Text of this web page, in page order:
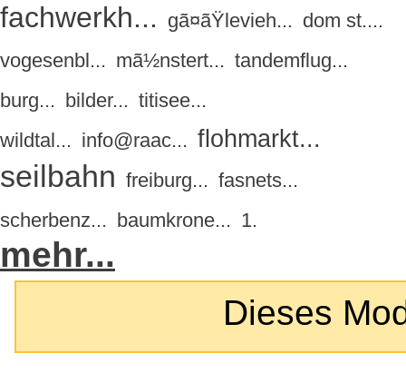
fachwerkh... gã¤ãŸlevieh... dom st....
vogesenbl... mã½nstert... tandemflug...
burg... bilder... titisee...
wildtal... info@raac... flohmarkt...
seilbahn freiburg... fasnets...
scherbenz... baumkrone... 1.
mehr...
Dieses